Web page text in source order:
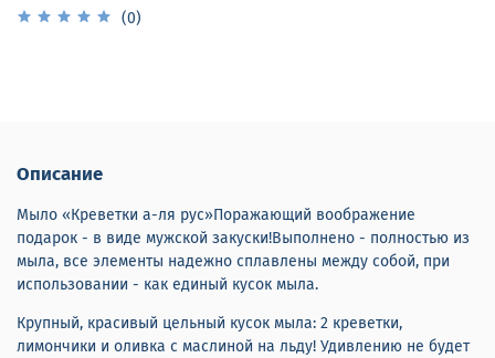
(0)
Описание
Мыло «Креветки а-ля рус»Поражающий воображение
подарок - в виде мужской закуски!Выполнено - полностью из
мыла, все элементы надежно сплавлены между собой, при
использовании - как единый кусок мыла.
Крупный, красивый цельный кусок мыла: 2 креветки,
лимончики и оливка с маслиной на льду! Удивлению не будет